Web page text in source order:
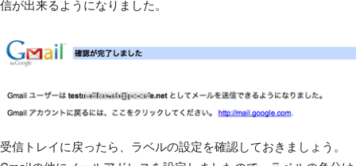
信が出来るようになりました。
受信トレイに戻ったら、ラベルの設定を確認しておきましょう。